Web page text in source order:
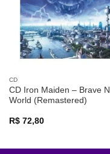
CD
CD Iron Maiden – Brave
World (Remastered)
R$72,80